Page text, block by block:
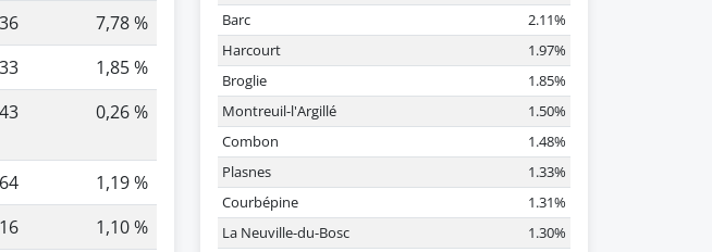
7,78 %
1,85 %
0,26 %
1,19 %
1,10 %
Barc
2.11%
Harcourt
1.97%
Broglie
1.85%
Montreuil-l'Argillé
1.50%
Combon
1.48%
Plasnes
1.33%
Courbépine
1.31%
La Neuville-du-Bosc
1.30%